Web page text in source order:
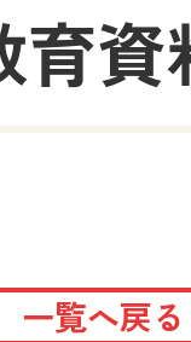
育資
一覧へ戻る